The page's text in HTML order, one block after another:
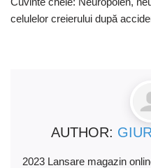
celulelor creierului după
AUTHOR:
2023 Lansare magazin